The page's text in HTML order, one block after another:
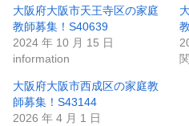
大阪府大阪市天王寺区の家庭
教師募集！S40639
2024 年 10 月 15 日
information
大阪府大阪市西成区の家庭教
師募集！S43144
2026 年 4 月 1 日